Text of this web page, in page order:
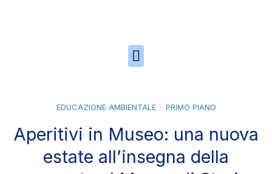
EDUCAZIONE AMBIENTALE PRIMO PIANO
Aperitivi in Museo: una nuova
estate all’insegna della